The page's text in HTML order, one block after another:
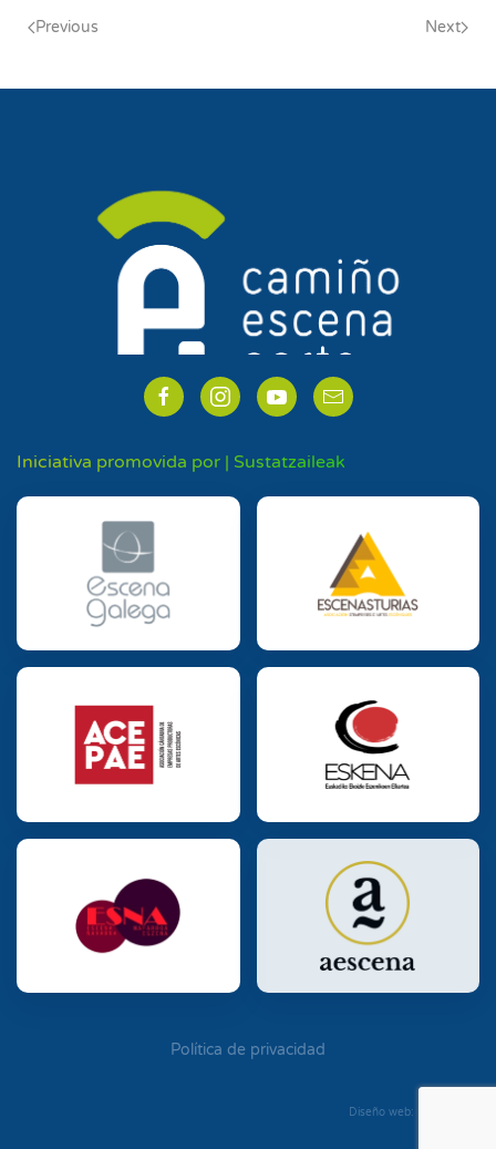
Previous Next
Iniciativa promovida por | Sustatzaileak
Política de privacidad
Diseño web: Diego Seixo